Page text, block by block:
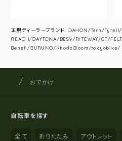
正規ディーラーブランド: DAHON/Tern/
REACH/DAYTONA/BESV/RITEWAY/GT/
Beneli/BURUNO/KhodaBloom/tokyobike/
サイト内の現在地
サイクルショップナカゴヤ
おでかけ
自転車を探す
全て 折りたたみ アウトレット